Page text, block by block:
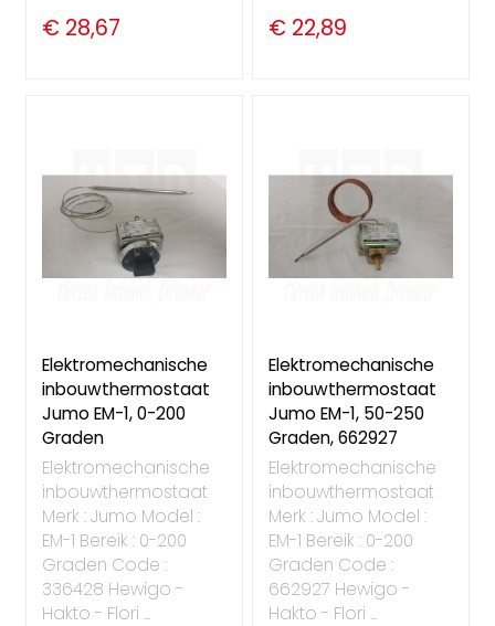
€ 28,67 € 22,89
Elektromechanische
inbouwthermostaat
Jumo EM-1, 0-200
Graden
Elektromechanische
inbouwthermostaat
Merk : Jumo Model :
EM-1 Bereik : 0-200
Graden Code :
336428 Hewigo -
Hakto - Flori ...
Elektromechanische
inbouwthermostaat
Jumo EM-1, 50-250
Graden, 662927
Elektromechanische
inbouwthermostaat
Merk : Jumo Model :
EM-1 Bereik : 0-200
Graden Code :
662927 Hewigo -
Hakto - Flori ...